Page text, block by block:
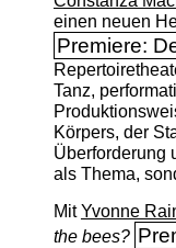
einen neuen
Premiere:
Tanz,
Körpers, der
Überforderung
als Thema,
MitYvonne
the bees?